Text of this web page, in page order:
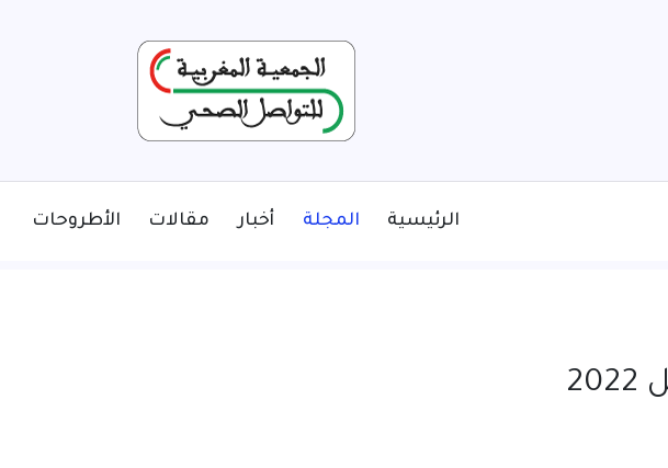
الرئيسية المجلة أخبار مقالات الأطروحات